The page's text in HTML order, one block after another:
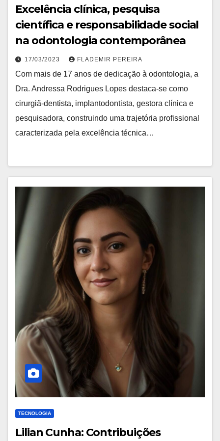
Excelência clínica, pesquisa
científica e responsabilidade social
na odontologia contemporânea
17/03/2023 FLADEMIR PEREIRA
Com mais de 17 anos de dedicação à odontologia, a
Dra. Andressa Rodrigues Lopes destaca-se como
cirurgiã-dentista, implantodontista, gestora clínica e
pesquisadora, construindo uma trajetória profissional
caracterizada pela excelência técnica…
TECNOLOGIA
Lilian Cunha: Contribuições